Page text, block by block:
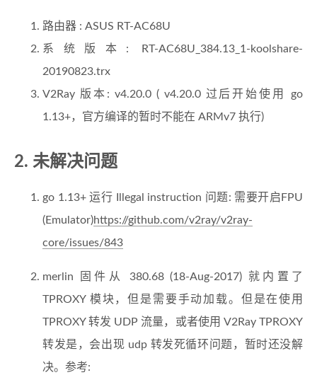
路由器 : ASUS RT-AC68U
系统版本: RT-AC68U_384.13_1-koolshare-
20190823.trx
V2Ray 版本: v4.20.0 ( v4.20.0 过后开始使用 go
1.13+，官方编译的暂时不能在 ARMv7 执行)
2. 未解决问题
go 1.13+ 运行 Illegal instruction 问题: 需要开启FPU
(Emulator)https://github.com/v2ray/v2ray-
core/issues/843
merlin 固件从 380.68 (18-Aug-2017) 就内置了
TPROXY 模块，但是需要手动加载。但是在使用
TPROXY 转发 UDP 流量，或者使用 V2Ray TPROXY
转发是，会出现 udp 转发死循环问题，暂时还没解
决。参考: